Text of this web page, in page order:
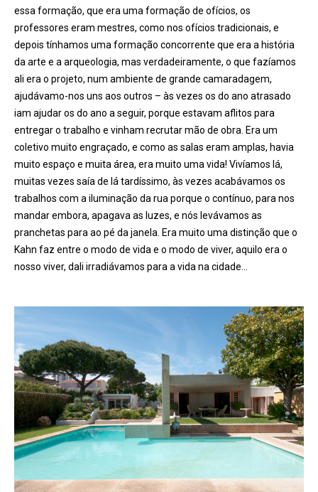
essa formação, que era uma formação de ofícios, os
professores eram mestres, como nos ofícios tradicionais, e
depois tínhamos uma formação concorrente que era a história
da arte e a arqueologia, mas verdadeiramente, o que fazíamos
ali era o projeto, num ambiente de grande camaradagem,
ajudávamo-nos uns aos outros – às vezes os do ano atrasado
iam ajudar os do ano a seguir, porque estavam aflitos para
entregar o trabalho e vinham recrutar mão de obra. Era um
coletivo muito engraçado, e como as salas eram amplas, havia
muito espaço e muita área, era muito uma vida! Vivíamos lá,
muitas vezes saía de lá tardíssimo, às vezes acabávamos os
trabalhos com a iluminação da rua porque o contínuo, para nos
mandar embora, apagava as luzes, e nós levávamos as
pranchetas para ao pé da janela. Era muito uma distinção que o
Kahn faz entre o modo de vida e o modo de viver, aquilo era o
nosso viver, dali irradiávamos para a vida na cidade…